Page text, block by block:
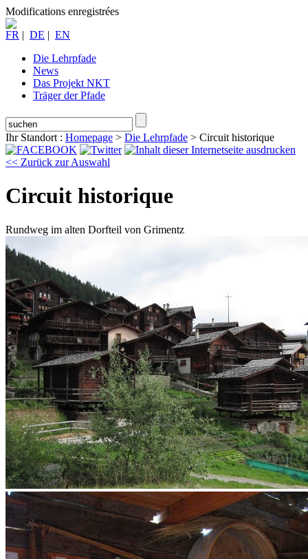
Modifications enregistrées
FR | DE | EN
Die Lehrpfade
News
Das Projekt NKT
Träger der Pfade
Ihr Standort : Homepage > Die Lehrpfade > Circuit historique
<< Zurück zur Auswahl
Circuit historique
Rundweg im alten Dorfteil von Grimentz